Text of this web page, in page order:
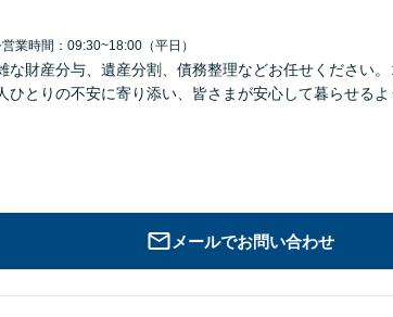
営業時間：09:30~18:00（平日）
な財産分与、遺産分割、債務整理などお任せください
ひとりの不安に寄り添い、皆さまが安心して暮らせる
メールでお問い合わせ